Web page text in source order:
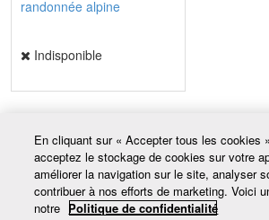
randonnée alpine
Indisponible
Coordonnées
Avalanche Culture Plein Air
1657, chemin de
Saint-Adolphe-d’Howard
En cliquant sur « Accepter tous les cookies
acceptez le stockage de cookies sur votre
améliorer la navigation sur le site, analyser
contribuer à nos efforts de marketing. Voici
notre Politique de confidentialité